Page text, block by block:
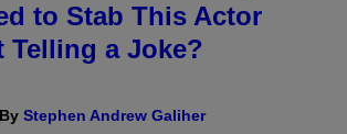
to Stab This Actor
a Joke?
By Stephen Andrew Galiher